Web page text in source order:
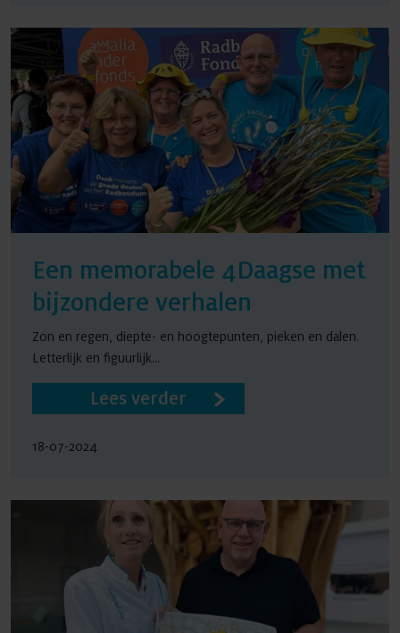
Een memorabele 4Daagse met
bijzondere verhalen
Zon en regen, diepte- en hoogtepunten, pieken en dalen.
Letterlijk en figuurlijk...
Lees verder
18-07-2024